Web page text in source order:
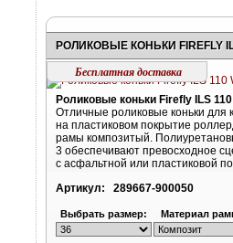
Бесплатная доставка
Роликовые коньки Firefly ILS
Отличные роликовые коньки для
на пластиковом покрытие
рамы композитый.
3 обеспечивают превосходное
с асфальтной или пластиковой
Артикул:
289667-900050
Выбрать размер: Материал